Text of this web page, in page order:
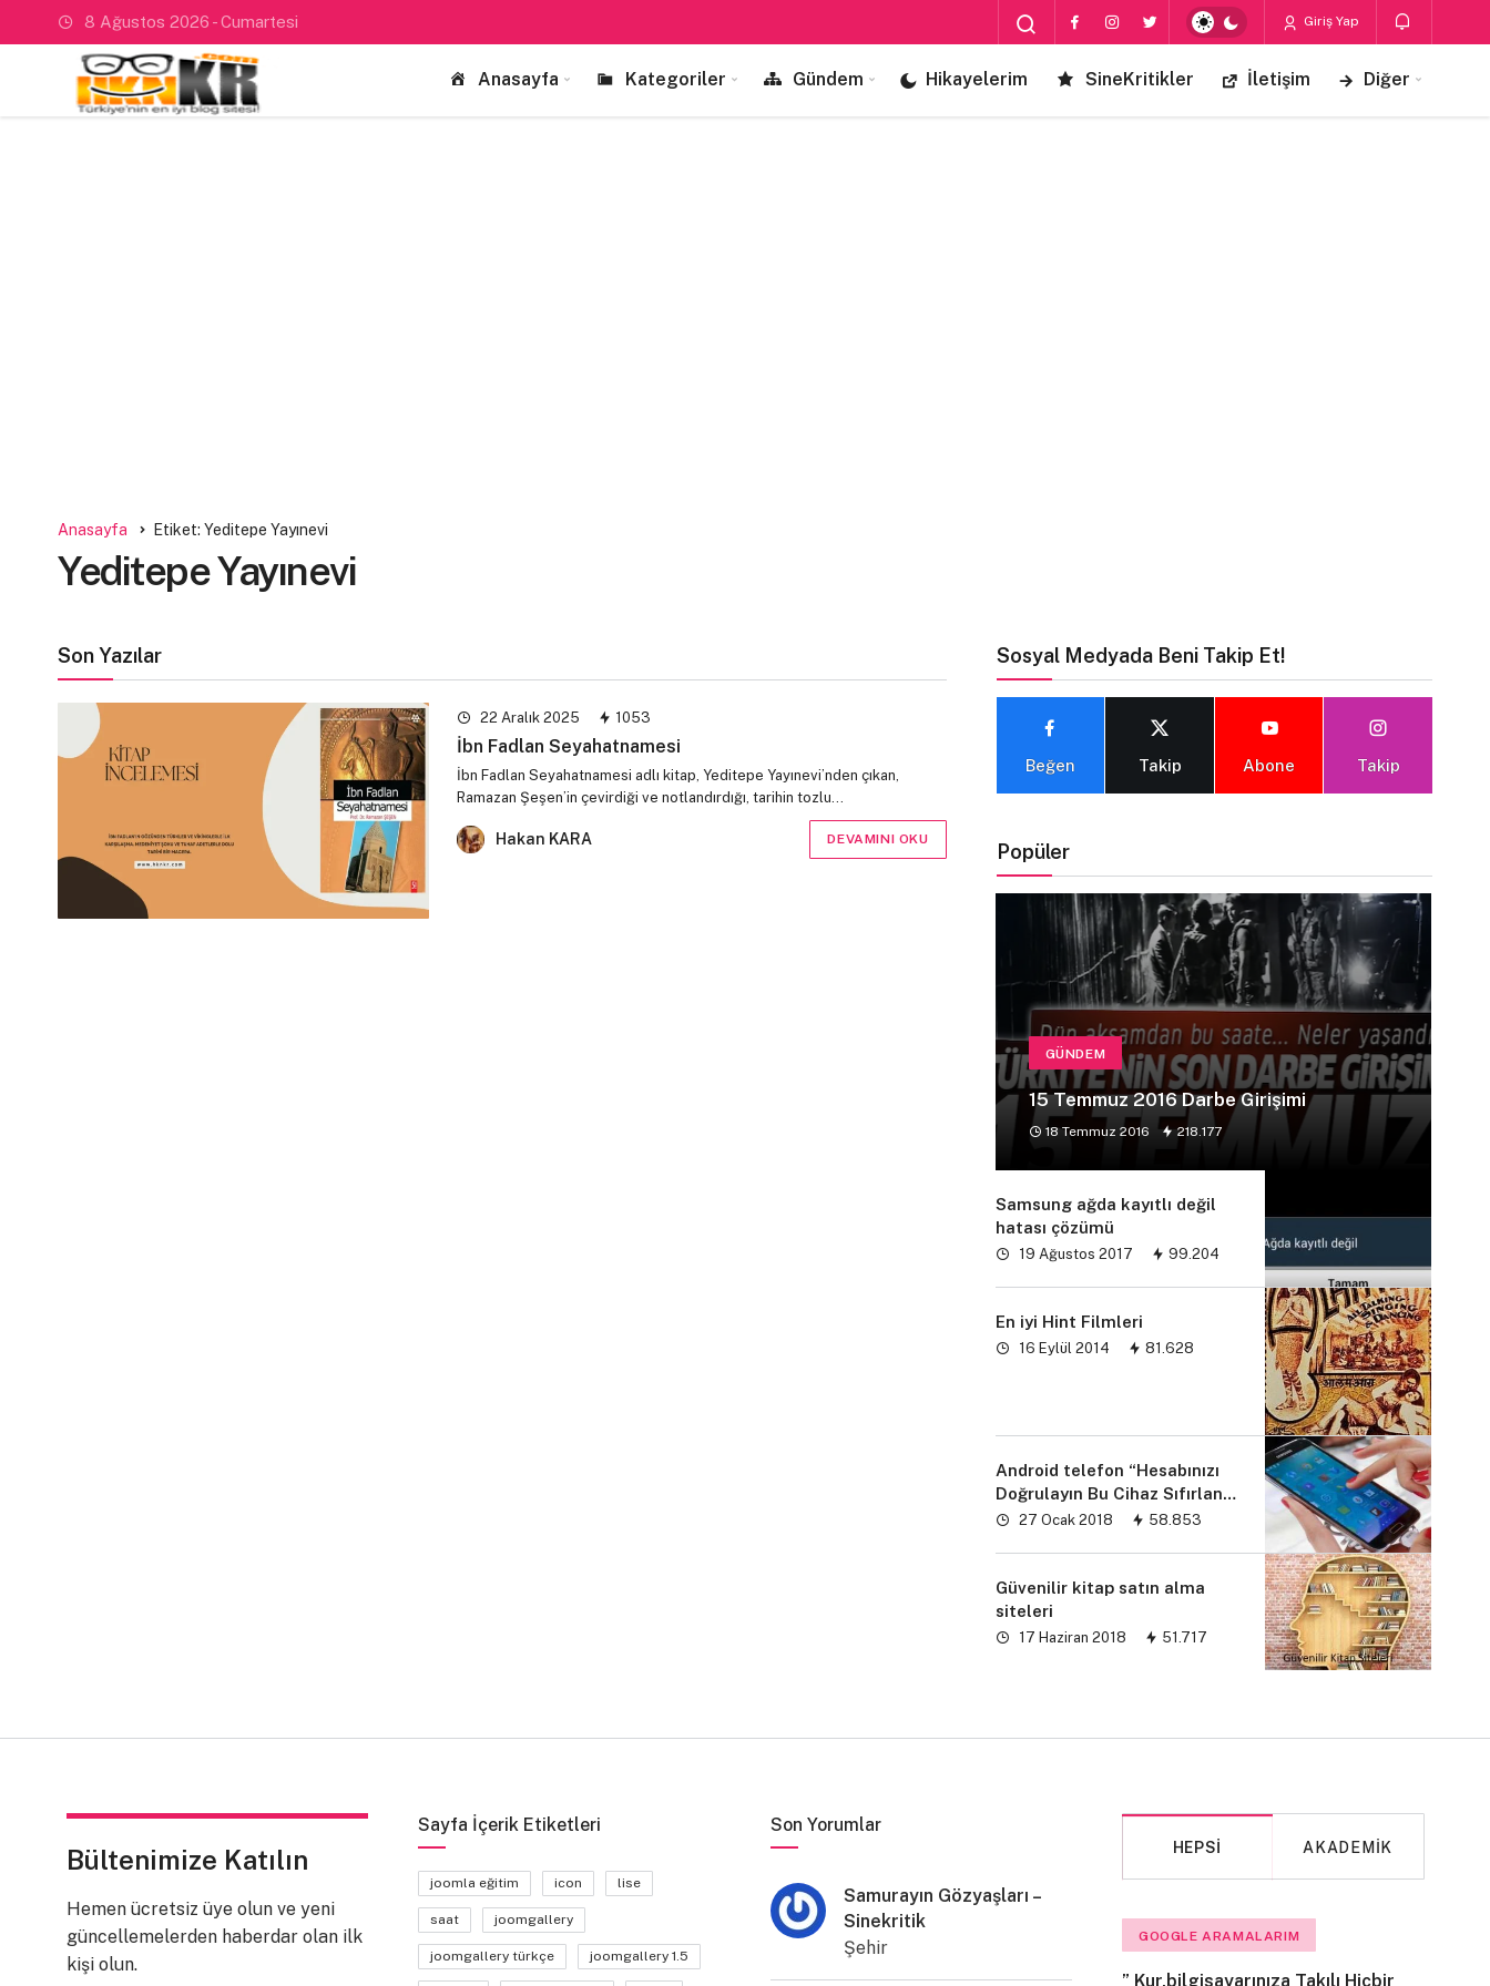
8 Ağustos 2026 - Cumartesi Giriş Yap
Anasayfa Kategoriler Gündem Hikayelerim SineKritikler İletişim Diğer
Anasayfa Etiket: Yeditepe Yayınevi
Yeditepe Yayınevi
Son Yazılar
22 Aralık 2025 1053
İbn Fadlan Seyahatnamesi
İbn Fadlan Seyahatnamesi adlı kitap, Yeditepe Yayınevi’nden çıkan,
Ramazan Şeşen’in çevirdiği ve notlandırdığı, tarihin tozlu…
Hakan KARA DEVAMINI OKU
Sosyal Medyada Beni Takip Et!
Beğen Takip Abone Takip
Popüler
GÜNDEM
15 Temmuz 2016 Darbe Girişimi
18 Temmuz 2016 218.177
Samsung ağda kayıtlı değil
hatası çözümü
19 Ağustos 2017 99.204
En iyi Hint Filmleri
16 Eylül 2014 81.628
Android telefon “Hesabınızı
Doğrulayın Bu Cihaz Sıfırlandı
sorunu” çözümü
27 Ocak 2018 58.853
Güvenilir kitap satın alma
siteleri
17 Haziran 2018 51.717
Bültenimize Katılın
Hemen ücretsiz üye olun ve yeni
güncellemelerden haberdar olan ilk
kişi olun.
Sayfa İçerik Etiketleri
joomla eğitim icon lise
saat joomgallery
joomgallery türkçe joomgallery 1.5
Son Yorumlar
Samurayın Gözyaşları –
Sinekritik
Şehir
HEPSI AKADEMIK
MAKALE
GOOGLE ARAMALARIM
” Kur,bilgisayarınıza Takılı Hiçbir